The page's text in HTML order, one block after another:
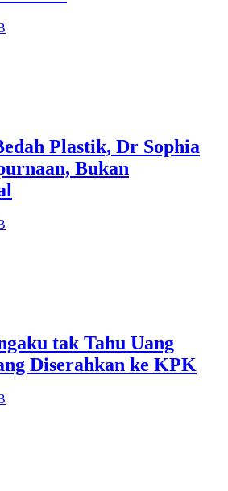
Plastik, Dr Sophia
Bukan
tak Tahu Uang
Diserahkan ke KPK